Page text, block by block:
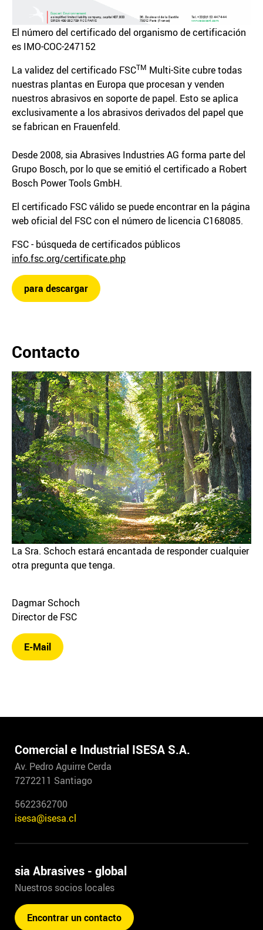
El número del certificado del organismo de certificación
es IMO-COC-247152
La validez del certificado FSCTM Multi-Site cubre todas
nuestras plantas en Europa que procesan y venden
nuestros abrasivos en soporte de papel. Esto se aplica
exclusivamente a los abrasivos derivados del papel que
se fabrican en Frauenfeld.
Desde 2008, sia Abrasives Industries AG forma parte del
Grupo Bosch, por lo que se emitió el certificado a Robert
Bosch Power Tools GmbH.
El certificado FSC válido se puede encontrar en la página
web oficial del FSC con el número de licencia C168085.
FSC - búsqueda de certificados públicos
info.fsc.org/certificate.php
para descargar
Contacto
La Sra. Schoch estará encantada de responder cualquier
otra pregunta que tenga.
Dagmar Schoch
Director de FSC
E-Mail
Comercial e Industrial ISESA S.A.
Av. Pedro Aguirre Cerda
7272211 Santiago
5622362700
isesa@isesa.cl
sia Abrasives - global
Nuestros socios locales
Encontrar un contacto